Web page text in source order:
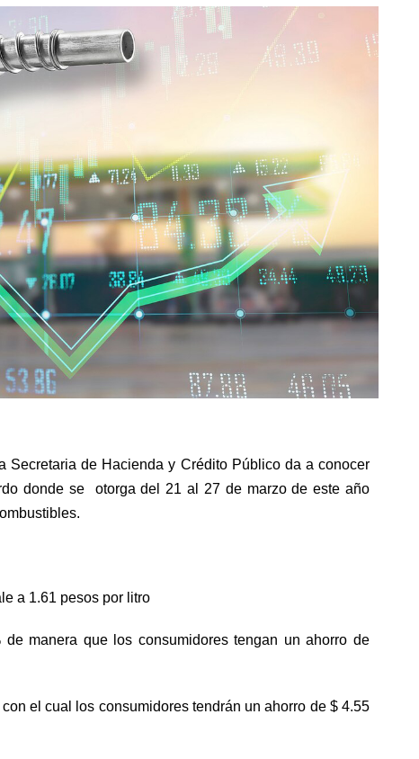
Secretaria de Hacienda y Crédito Público da a conocer
donde se
otorga del 21 al 27 de marzo de este año
a 1.61 pesos por litro
manera que los consumidores tengan un ahorro de
el cual los consumidores tendrán un ahorro de $ 4.55